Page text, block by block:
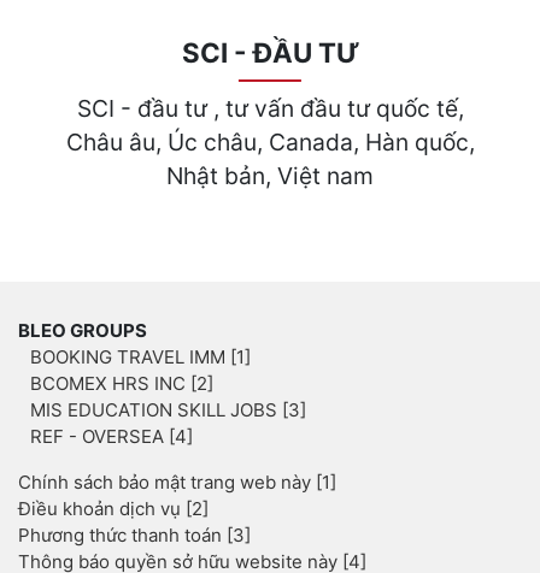
SCI - ĐẦU TƯ
SCI - đầu tư , tư vấn đầu tư quốc tế,
Châu âu, Úc châu, Canada, Hàn quốc,
Nhật bản, Việt nam
BLEO GROUPS
BOOKING TRAVEL IMM [1]
BCOMEX HRS INC [2]
MIS EDUCATION SKILL JOBS [3]
REF - OVERSEA [4]
Chính sách bảo mật trang web này [1]
Điều khoản dịch vụ [2]
Phương thức thanh toán [3]
Thông báo quyền sở hữu website này [4]